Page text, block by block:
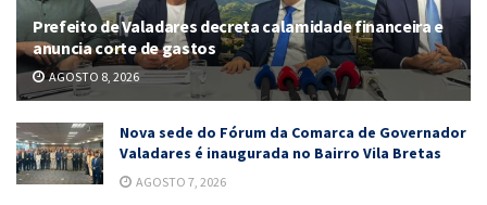
Prefeito de Valadares decreta calamidade financeira e
anuncia corte de gastos
AGOSTO 8, 2026
Nova sede do Fórum da Comarca de Governador
Valadares é inaugurada no Bairro Vila Bretas
AGOSTO 7, 2026